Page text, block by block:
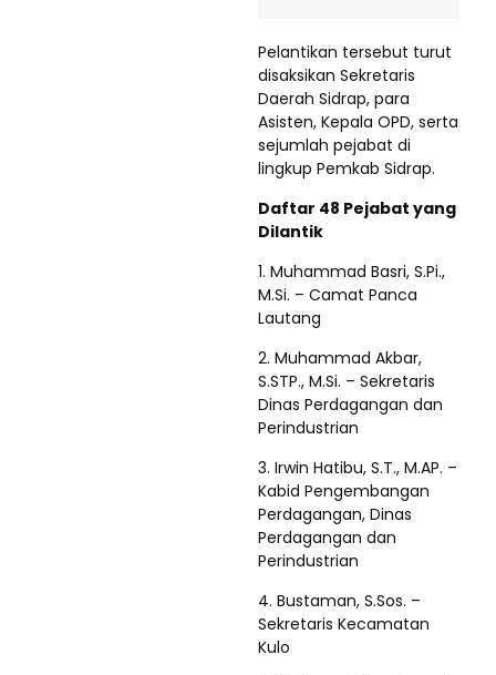
Pelantikan tersebut turut
disaksikan Sekretaris
Daerah Sidrap, para
Asisten, Kepala OPD, serta
sejumlah pejabat di
lingkup Pemkab Sidrap.
Daftar 48 Pejabat yang
Dilantik
1. Muhammad Basri, S.Pi.,
M.Si. – Camat Panca
Lautang
2. Muhammad Akbar,
S.STP., M.Si. – Sekretaris
Dinas Perdagangan dan
Perindustrian
3. Irwin Hatibu, S.T., M.AP. –
Kabid Pengembangan
Perdagangan, Dinas
Perdagangan dan
Perindustrian
4. Bustaman, S.Sos. –
Sekretaris Kecamatan
Kulo